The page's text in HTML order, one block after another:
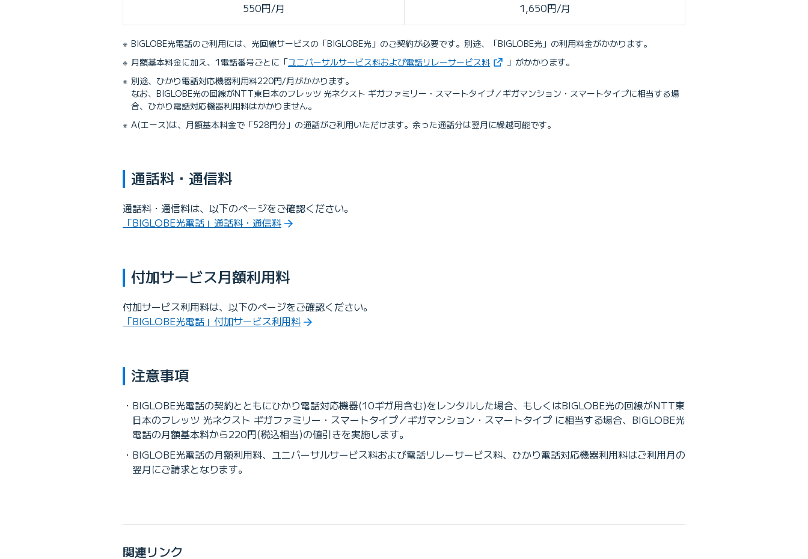
550円/月 1,650円/月
BIGLOBE光電話のご利用には、光回線サービスの「BIGLOBE光」のご契約が必要です。別途、「BIGLOBE光」の利用料金がかかります。
月額基本料金に加え、1電話番号ごとに「ユニバーサルサービス料および電話リレーサービス料（新しいタブで開きます）
」がかかります。
別途、ひかり電話対応機器利用料220円/月がかかります。
なお、BIGLOBE光の回線がNTT東日本のフレッツ 光ネクスト ギガファミリー・スマートタイプ／ギガマンション・スマートタイプに相当する場
合、ひかり電話対応機器利用料はかかりません。
A(エース)は、月額基本料金で「528円分」の通話がご利用いただけます。余った通話分は翌月に繰越可能です。
通話料・通信料
通話料・通信料は、以下のページをご確認ください。
「BIGLOBE光電話」通話料・通信料
付加サービス月額利用料
付加サービス利用料は、以下のページをご確認ください。
「BIGLOBE光電話」付加サービス利用料
注意事項
BIGLOBE光電話の契約とともにひかり電話対応機器(10ギガ用含む)をレンタルした場合、もしくはBIGLOBE光の回線がNTT東
日本のフレッツ 光ネクスト ギガファミリー・スマートタイプ／ギガマンション・スマートタイプ に相当する場合、BIGLOBE光
電話の月額基本料から220円(税込相当)の値引きを実施します。
BIGLOBE光電話の月額利用料、ユニバーサルサービス料および電話リレーサービス料、ひかり電話対応機器利用料はご利用月の
翌月にご請求となります。
関連リンク